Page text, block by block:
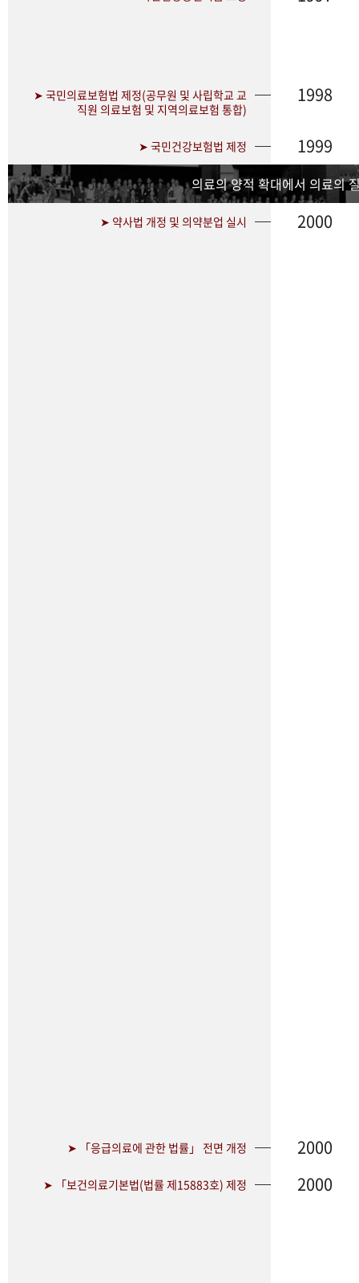
➤ 국민의료보험법 제정(공무원 및 사립학교 교
직원 의료보험 및 지역의료보험 통합)
1998
➤ 국민건강보험법 제정 1999
의료의 양적 확대에서 의료의
➤ 약사법 개정 및 의약분업 실시 2000
➤ 「응급의료에 관한 법률」 전면 개정 2000
➤ 「보건의료기본법(법률 제15883호) 제정 2000